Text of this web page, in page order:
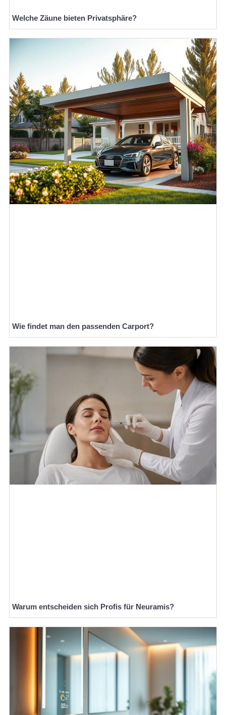
Welche Zäune bieten Privatsphäre?
Wie findet man den passenden Carport?
Warum entscheiden sich Profis für Neuramis?